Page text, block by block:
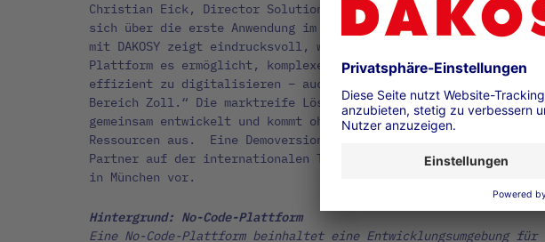
Christian Eick, Director Solution Consulting, von Logward freut
sich über die erste Anwendung im Bereich Zoll: „Die Kooperation
mit DAKOSY zeigt eindrucksvoll, wie unsere flexible No-Code-
Plattform es ermöglicht, komplexe Prozesse wie die Zollanmeldung
effizient zu digitalisieren – auch ohne eigenes Fachwissen im
Bereich Zoll.“ Die marktreife Lösung wurde in nur wenigen Wochen
gemeinsam entwickelt und kommt ohne den Einsatz zusätzlicher IT-
Ressourcen aus. Eine Demoversion des Customs Hub stellen die
Partner auf der internationalen Transportmesse Transport Logistic
in München vor.
Hintergrund: No-Code-Plattform
Eine No-Code-Plattform beinhaltet eine Entwicklungsumgebung für